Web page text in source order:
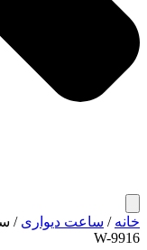
خانه / ساعت دیواری
W-9916